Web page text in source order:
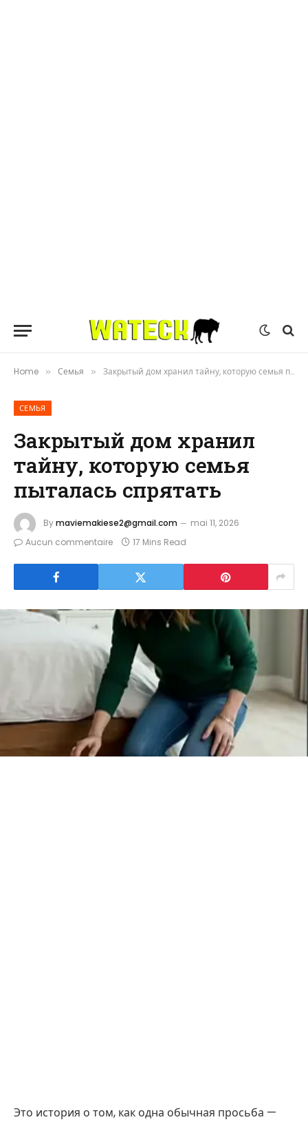
Home » Семья » Закрытый дом хранил тайну, которую семья пыталась спрятать
СЕМЬЯ
Закрытый дом хранил
тайну, которую семья
пыталась спрятать
Bymaviemakiese2@gmail.com
mai 11, 2026
Aucun commentaire
17 Mins Read
Это история о том, как одна обычная просьба —